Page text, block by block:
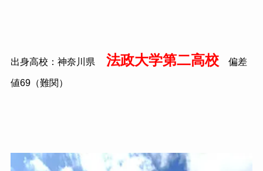
出身高校：神奈川県 法政大学第二高校偏差
値69（難関）